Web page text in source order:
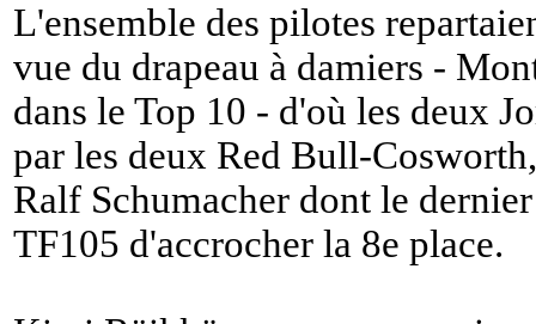
L'ensemble des pilotes
vue du drapeau à damiers -
dans le Top 10 - d'où les deux
par les deux Red Bull-
Ralf Schumacher dont le
TF105 d'accrocher la 8e place.